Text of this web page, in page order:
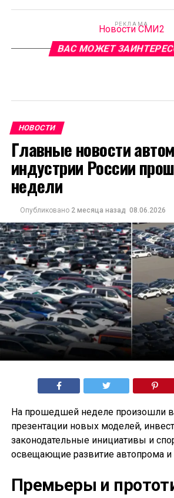
РЕКЛАМА
Новости СМИ2
ВАС МОЖЕТ
НОВОСТИ
Главные новости
индустрии России
недели
Опубликовано 2 месяца назад 08.06.2026
На прошедшей неделе произошли
презентации новых моделей,
законодательные инициативы и
освещающие развитие автопрома и
Премьеры и